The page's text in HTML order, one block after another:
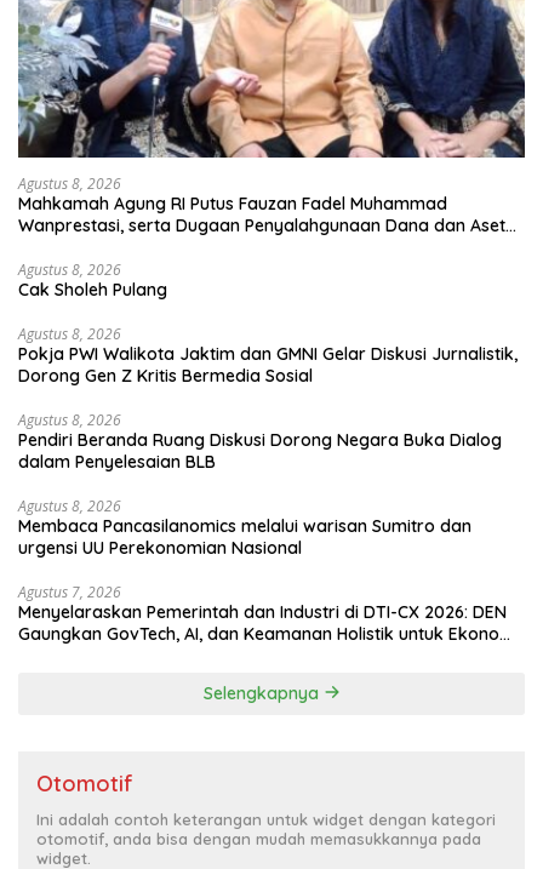
Agustus 8, 2026
Mahkamah Agung RI Putus Fauzan Fadel Muhammad
Wanprestasi, serta Dugaan Penyalahgunaan Dana dan Aset
Agustus 8, 2026
Cak Sholeh Pulang
Agustus 8, 2026
Pokja PWI Walikota Jaktim dan GMNI Gelar Diskusi Jurnalistik,
Dorong Gen Z Kritis Bermedia Sosial
Agustus 8, 2026
Pendiri Beranda Ruang Diskusi Dorong Negara Buka Dialog
dalam Penyelesaian BLB
Agustus 8, 2026
Membaca Pancasilanomics melalui warisan Sumitro dan
urgensi UU Perekonomian Nasional
Agustus 7, 2026
Menyelaraskan Pemerintah dan Industri di DTI-CX 2026: DEN
Gaungkan GovTech, AI, dan Keamanan Holistik untuk Ekonomi
Selengkapnya
Otomotif
Ini adalah contoh keterangan untuk widget dengan kategori
otomotif, anda bisa dengan mudah memasukkannya pada
widget.